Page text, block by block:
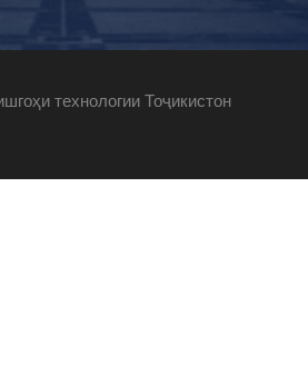
технологии Тоҷикистон